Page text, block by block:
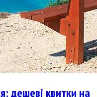
дешеві квитки на